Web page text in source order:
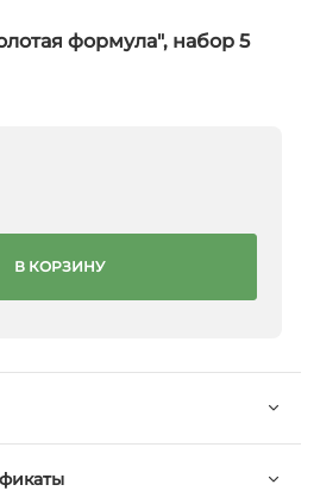
формула", набор 5
В КОРЗИНУ